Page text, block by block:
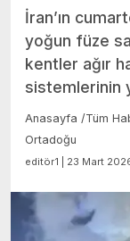
İran’ın
yoğun füze
kentler ağır
sistemlerinin
Anasayfa /Tüm
Ortadoğu
editör1 | 23 Mart